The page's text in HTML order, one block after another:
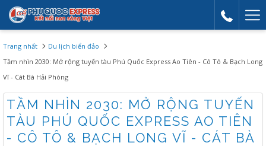
Trang nhất
Du lịch biển đảo
Tầm nhìn 2030: Mở rộng tuyến tàu Phú Quốc Express Ao Tiên - Cô Tô & Bạch Long
Vĩ - Cát Bà Hải Phòng
TẦM NHÌN 2030: MỞ RỘNG TUYẾN
TÀU PHÚ QUỐC EXPRESS AO TIÊN
- CÔ TÔ & BẠCH LONG VĨ - CÁT BÀ